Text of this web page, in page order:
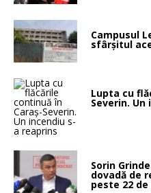
Campusul
sfârșitul
Lupta cu
Severin.
Sorin
dovadă de
peste 22